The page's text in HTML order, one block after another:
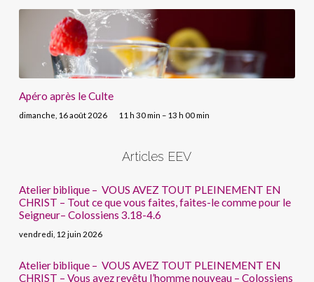
Apéro après le Culte
dimanche, 16 août 2026 11 h 30 min – 13 h 00 min
Articles EEV
Atelier biblique – VOUS AVEZ TOUT PLEINEMENT EN
CHRIST – Tout ce que vous faites, faites-le comme pour le
Seigneur– Colossiens 3.18-4.6
vendredi, 12 juin 2026
Atelier biblique – VOUS AVEZ TOUT PLEINEMENT EN
CHRIST – Vous avez revêtu l’homme nouveau – Colossiens